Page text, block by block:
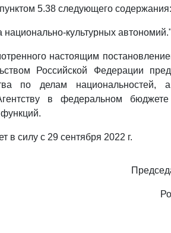
5.38 следующего содержания:
культурных
настоящим
Российской Федерации
по делам национальностей,
в федеральном
в силу с 29 сентября 2022 г.